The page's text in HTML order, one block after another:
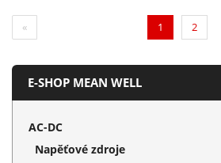
« 1 (current)
2
E-SHOP MEAN WELL
AC-DC
Napěťové zdroje